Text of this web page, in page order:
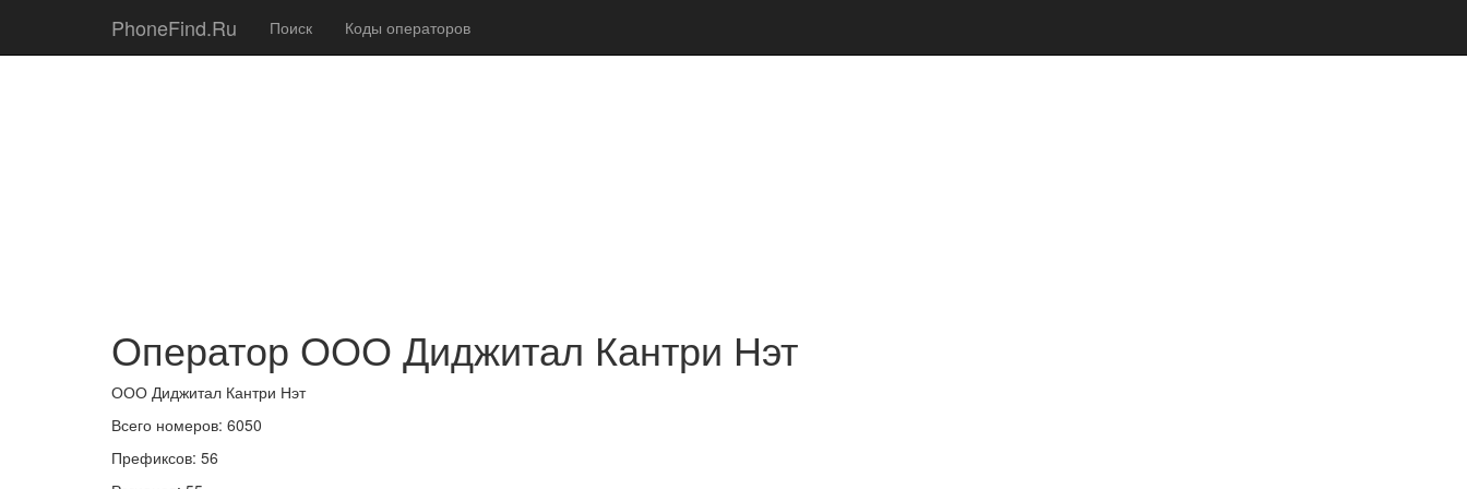
PhoneFind.Ru Поиск Коды операторов
Оператор ООО Диджитал Кантри Нэт
ООО Диджитал Кантри Нэт
Всего номеров: 6050
Префиксов: 56